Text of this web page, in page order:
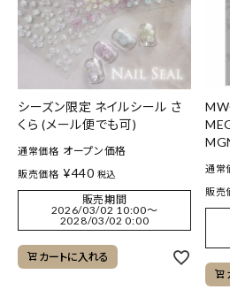
シーズン限定 ネイルシール さ
くら (メール便でも可)
通常価格 オープン価格
販売価格 ¥440 税込
販売期間
2026/03/02 10:00〜
2028/03/02 0:00
カートに入れる
通常
販売